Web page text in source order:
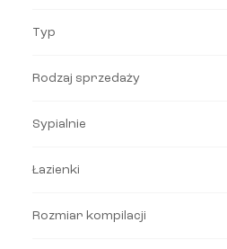
Typ
Rodzaj sprzedaży
Sypialnie
Łazienki
Rozmiar kompilacji